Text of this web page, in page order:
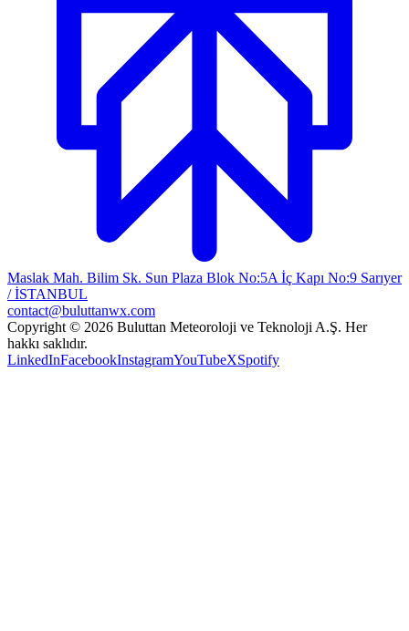
Maslak Mah. Bilim Sk. Sun Plaza Blok No:5A İç Kapı No:9 Sarıyer
/ İSTANBUL
contact@buluttanwx.com
Copyright © 2026 Buluttan Meteoroloji ve Teknoloji A.Ş. Her
hakkı saklıdır.
LinkedInFacebookInstagramYouTubeXSpotify